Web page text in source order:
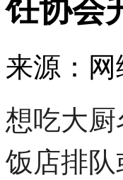
饪协会
来源：网
想吃大
饭店排